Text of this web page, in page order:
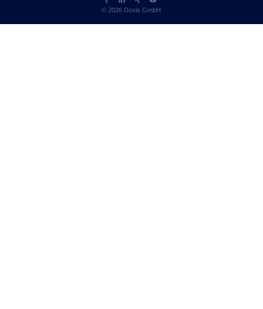
© 2026 Doxis GmbH